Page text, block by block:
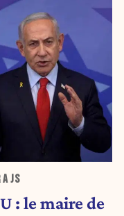
JS
: le maire de